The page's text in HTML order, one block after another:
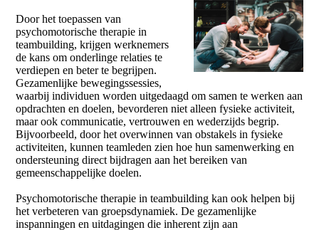
Door het toepassen van
psychomotorische therapie in
teambuilding, krijgen werknemers
de kans om onderlinge relaties te
verdiepen en beter te begrijpen.
Gezamenlijke bewegingssessies,
waarbij individuen worden uitgedaagd om samen te werken aan
opdrachten en doelen, bevorderen niet alleen fysieke activiteit,
maar ook communicatie, vertrouwen en wederzijds begrip.
Bijvoorbeeld, door het overwinnen van obstakels in fysieke
activiteiten, kunnen teamleden zien hoe hun samenwerking en
ondersteuning direct bijdragen aan het bereiken van
gemeenschappelijke doelen.
Psychomotorische therapie in teambuilding kan ook helpen bij
het verbeteren van groepsdynamiek. De gezamenlijke
inspanningen en uitdagingen die inherent zijn aan